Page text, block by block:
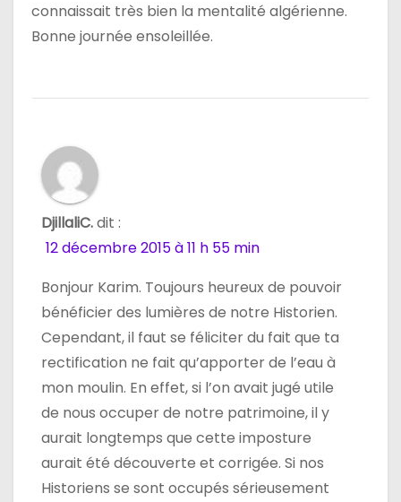
connaissait très bien la mentalité algérienne.
Bonne journée ensoleillée.
DjillaliC.dit :
12 décembre 2015 à 11 h 55 min
Bonjour Karim. Toujours heureux de pouvoir
bénéficier des lumières de notre Historien.
Cependant, il faut se féliciter du fait que ta
rectification ne fait qu’apporter de l’eau à
mon moulin. En effet, si l’on avait jugé utile
de nous occuper de notre patrimoine, il y
aurait longtemps que cette imposture
aurait été découverte et corrigée. Si nos
Historiens se sont occupés sérieusement